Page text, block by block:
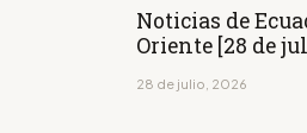
Noticias de
Oriente [28 de
28 de julio, 2026